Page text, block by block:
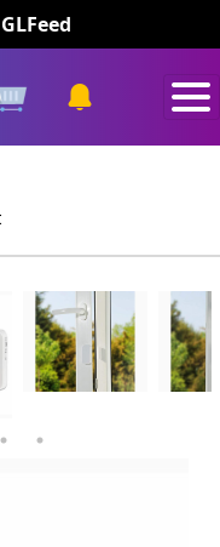
GLFeed